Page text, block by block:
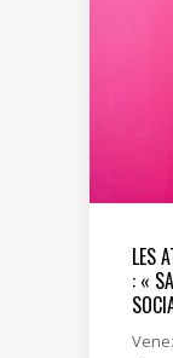
LES
: «